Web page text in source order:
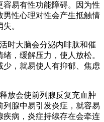
易有性功能障碍。因为性
性心理对性会产生抵触情
。
时大脑会分泌内啡肽和催
，缓解压力，使人放松。
，就易使人有抑郁、焦虑
放会使前列腺反复充血肿
腺中易引发炎症，就容易
病，炎症持续存在会牵连